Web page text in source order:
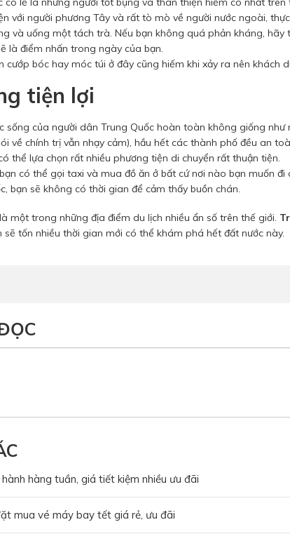
với người phương Tây và rất tò mò về người nước ngoài,
và uống một tách trà. Nếu bạn không quá phản kháng, hãy
là điểm nhấn trong ngày của bạn.
cướp bóc hay móc túi ở đây cũng hiếm khi xảy ra nên khách
tiện lợi
sống của người dân Trung Quốc hoàn toàn không giống
về chính trị vẫn nhạy cảm), hầu hết các thành phố đều an
thể lựa chọn rất nhiều phương tiện di chuyển rất thuận tiện.
có thể gọi taxi và mua đồ ăn ở bất cứ nơi nào bạn muốn đi
bạn sẽ không có thời gian để cảm thấy buồn chán.
một trong những địa điểm du lịch nhiều ẩn số trên thế giới.
sẽ tốn nhiều thời gian mới có thể khám phá hết đất nước này.
hàng tuần, giá tiết kiệm nhiều ưu đãi
mua vé máy bay tết giá rẻ, ưu đãi